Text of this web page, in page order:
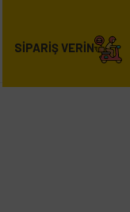
SİPARİŞ VERİN